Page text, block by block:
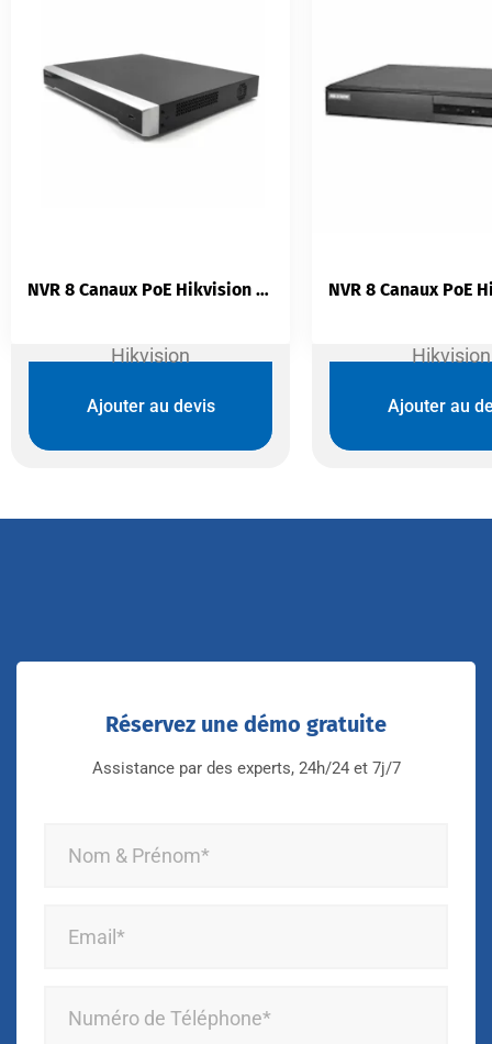
Hikvision
NVR 8 Canaux PoE Hikvision DS-7608NI-K2/8P | 8MP 4K | H.265+ | 2 Baies SATA | HDMI 4K
Ajouter au devis
Hikvision
Ajouter au
Réservez une démo gratuite
Assistance par des experts, 24h/24 et 7j/7